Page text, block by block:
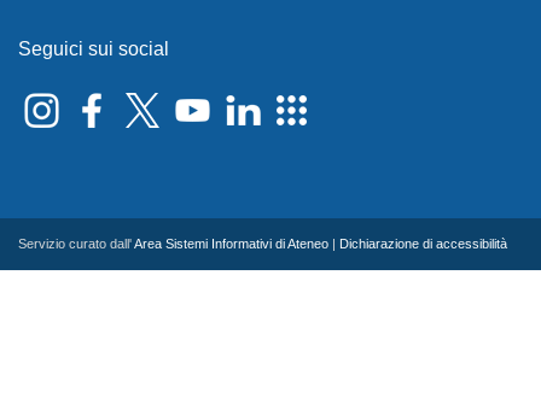
Seguici sui social
Servizio curato dall'Area Sistemi Informativi di Ateneo Dichiarazione di accessibilità